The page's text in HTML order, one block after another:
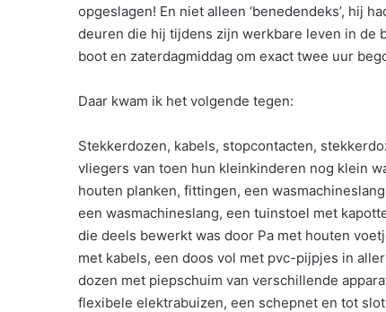
opgeslagen! En niet alleen ‘benedendeks’, hij
deuren die hij tijdens zijn werkbare leven in de
boot en zaterdagmiddag om exact twee uur
Daar kwam ik het volgende tegen:
Stekkerdozen, kabels, stopcontacten,
vliegers van toen hun kleinkinderen nog klein
houten planken, fittingen, een
een wasmachineslang, een tuinstoel met
die deels bewerkt was door Pa met houten
met kabels, een doos vol met pvc-pijpjes in
dozen met piepschuim van verschillende
flexibele elektrabuizen, een schepnet en tot